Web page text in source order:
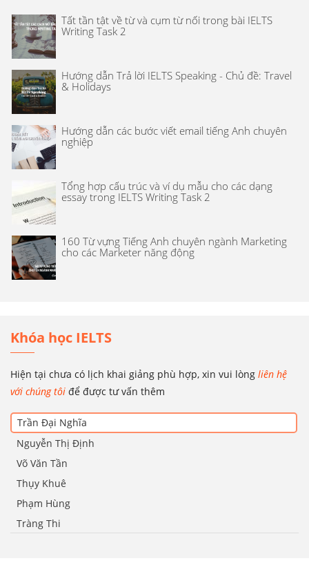
Tất tần tật về từ và cụm từ nối trong bài IELTS
Writing Task 2
Hướng dẫn Trả lời IELTS Speaking - Chủ đề: Travel
& Holidays
Hướng dẫn các bước viết email tiếng Anh chuyên
nghiệp
Tổng hợp cấu trúc và ví dụ mẫu cho các dạng
essay trong IELTS Writing Task 2
160 Từ vựng Tiếng Anh chuyên ngành Marketing
cho các Marketer năng động
Khóa học IELTS
Hiện tại chưa có lịch khai giảng phù hợp, xin vui lòng liên hệ
với chúng tôi để được tư vấn thêm
Trần Đại Nghĩa
Nguyễn Thị Định
Võ Văn Tần
Thụy Khuê
Phạm Hùng
Tràng Thi